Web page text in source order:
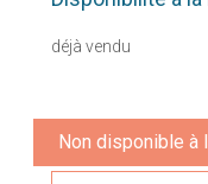
déjà vendu
Non disponible à